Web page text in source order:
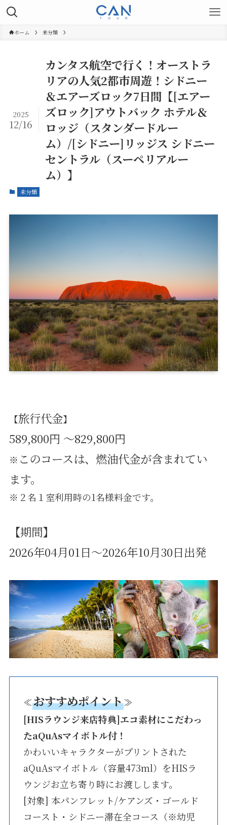
ホーム 未分類
カンタス航空で行く！オーストラ
リアの人気2都市周遊！シドニー
＆エアーズロック7日間【[エアー
ズロック]アウトバック ホテル＆
ロッジ（スタンダードルー
ム）/[シドニー]リッジス シドニー
セントラル（スーペリアルー
ム）】
2025
12/16
未分類
【旅行代金】
589,800円 ～829,800円
※ このコースは、燃油代金が含まれてい
ます。
※２名１室利用時の1名様料金です。
【期間】
2026年04月01日～2026年10月30日出発
≪おすすめポイント≫
[HISラウンジ来店特典]エコ素材にこだわっ
たaQuAsマイボトル付！
かわいいキャラクターがプリントされた
aQuAsマイボトル（容量473ml）をHISラ
ウンジお立ち寄り時にお渡しします。
[対象] 本パンフレット/ケアンズ・ゴールド
コースト・シドニー滞在全コース（※幼児